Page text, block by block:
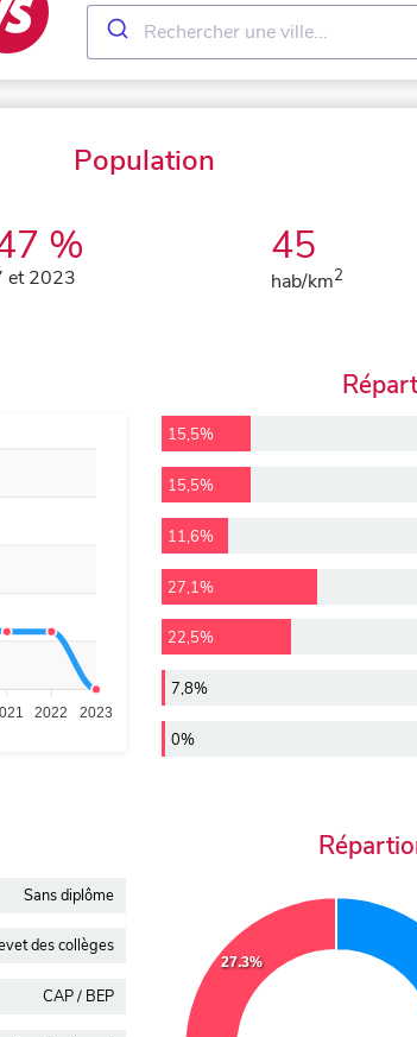
Population
%
et 2023
45
hab/km2
2022 2023
15,5%
15,5%
11,6%
27,1%
22,5%
7,8%
0%
Sans diplôme
des collèges
CAP / BEP
27.3%